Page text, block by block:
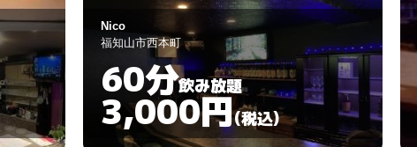
MiyAKO
福知山市中ノ町200-6
60分飲み放題
3,000円(税込)